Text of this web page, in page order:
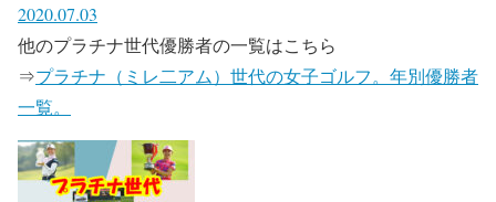
2020.07.03
他のプラチナ世代優勝者の一覧はこちら
⇒プラチナ（ミレ二アム）世代の女子ゴルフ。年別優勝者
一覧。